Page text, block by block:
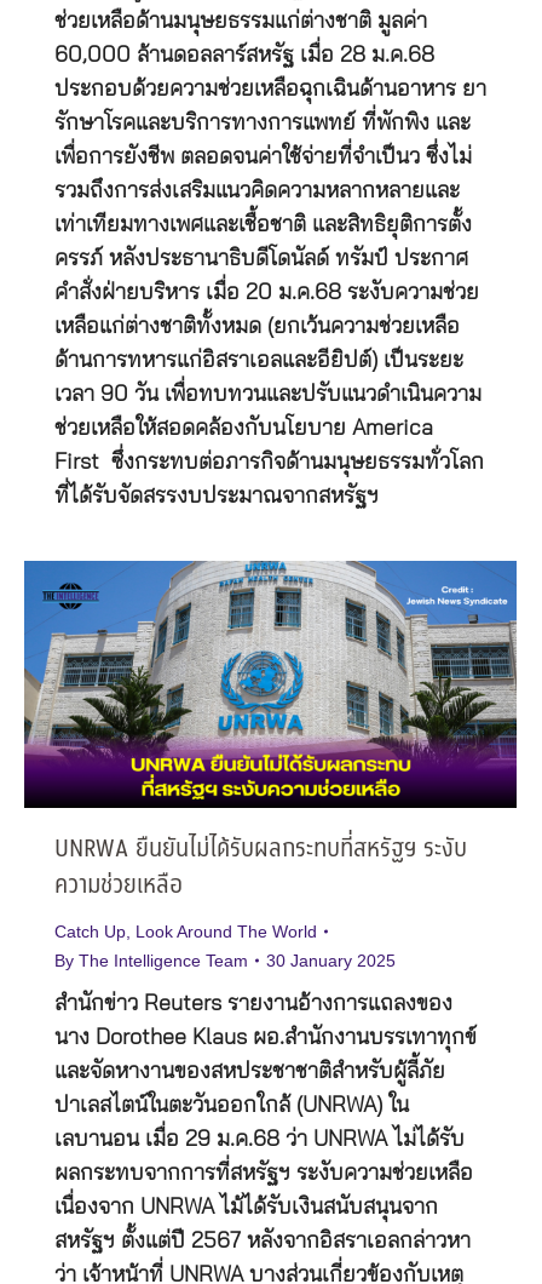
ช่วยเหลือด้านมนุษยธรรมแก่ต่างชาติ มูลค่า
60,000 ล้านดอลลาร์สหรัฐ เมื่อ 28 ม.ค.68
ประกอบด้วยความช่วยเหลือฉุกเฉินด้านอาหาร ยา
รักษาโรคและบริการทางการแพทย์ ที่พักพิง และ
เพื่อการยังชีพ ตลอดจนค่าใช้จ่ายที่จำเป็นว ซึ่งไม่
รวมถึงการส่งเสริมแนวคิดความหลากหลายและ
เท่าเทียมทางเพศและเชื้อชาติ และสิทธิยุติการตั้ง
ครรภ์ หลังประธานาธิบดีโดนัลด์ ทรัมป์ ประกาศ
คำสั่งฝ่ายบริหาร เมื่อ 20 ม.ค.68 ระงับความช่วย
เหลือแก่ต่างชาติทั้งหมด (ยกเว้นความช่วยเหลือ
ด้านการทหารแก่อิสราเอลและอียิปต์) เป็นระยะ
เวลา 90 วัน เพื่อทบทวนและปรับแนวดำเนินความ
ช่วยเหลือให้สอดคล้องกับนโยบาย America
First ซึ่งกระทบต่อภารกิจด้านมนุษยธรรมทั่วโลก
ที่ได้รับจัดสรรงบประมาณจากสหรัฐฯ
UNRWA ยืนยันไม่ได้รับผลกระทบที่สหรัฐฯ ระงับ
ความช่วยเหลือ
Catch Up Look Around The World
By The Intelligence Team 30 January 2025
สำนักข่าว Reuters รายงานอ้างการแถลงของ
นาง Dorothee Klaus ผอ.สำนักงานบรรเทาทุกข์
และจัดหางานของสหประชาชาติสำหรับผู้ลี้ภัย
ปาเลสไตน์ในตะวันออกใกล้ (UNRWA) ใน
เลบานอน เมื่อ 29 ม.ค.68 ว่า UNRWA ไม่ได้รับ
ผลกระทบจากการที่สหรัฐฯ ระงับความช่วยเหลือ
เนื่องจาก UNRWA ไม้ได้รับเงินสนับสนุนจาก
สหรัฐฯ ตั้งแต่ปี 2567 หลังจากอิสราเอลกล่าวหา
ว่า เจ้าหน้าที่ UNRWA บางส่วนเกี่ยวข้องกับเหตุ